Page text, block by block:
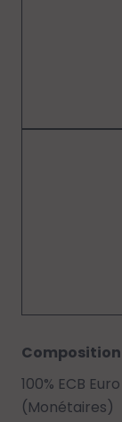
100% ECB
(Monétaires)